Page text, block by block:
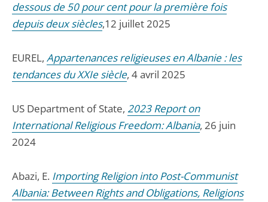
dessous de 50 pour cent pour la première fois
depuis deux siècles,12 juillet 2025
EUREL, Appartenances religieuses en Albanie : les
tendances du XXIe siècle, 4 avril 2025
US Department of State, 2023 Report on
International Religious Freedom: Albania, 26 juin
2024
Abazi, E. Importing Religion into Post-Communist
Albania: Between Rights and Obligations, Religions